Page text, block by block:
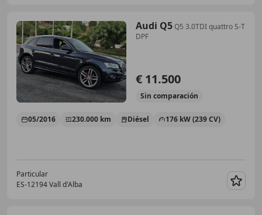
Audi Q5Q5 3.0TDI quattro S-T
DPF
€ 11.500
Sin comparación
05/2016 230.000 km Diésel 176 kW (239 CV)
Particular
ES-12194 Vall d'Alba